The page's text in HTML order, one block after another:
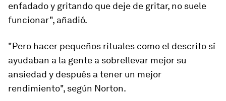
enfadado y gritando que deje de gritar, no suele
funcionar", añadió.
"Pero hacer pequeños rituales como el descrito sí
ayudaban a la gente a sobrellevar mejor su
ansiedad y después a tener un mejor
rendimiento", según Norton.